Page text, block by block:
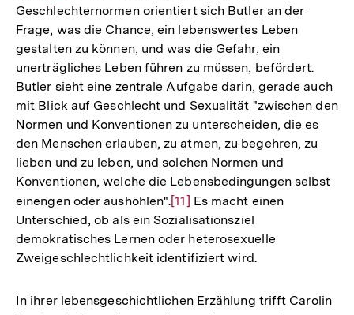
Auflösung
der
Fußnote
Geschlechternormen orientiert sich Butler an der
Frage, was die Chance, ein lebenswertes Leben
gestalten zu können, und was die Gefahr, ein
unerträgliches Leben führen zu müssen, befördert.
Butler sieht eine zentrale Aufgabe darin, gerade auch
mit Blick auf Geschlecht und Sexualität "zwischen den
Normen und Konventionen zu unterscheiden, die es
den Menschen erlauben, zu atmen, zu begehren, zu
lieben und zu leben, und solchen Normen und
Konventionen, welche die Lebensbedingungen selbst
einengen oder aushöhlen".Zur
Auflösung
der
Fußnote
[11] Es macht einen
Unterschied, ob als ein Sozialisationsziel
demokratisches Lernen oder heterosexuelle
Zweigeschlechtlichkeit identifiziert wird.
In ihrer lebensgeschichtlichen Erzählung trifft Carolin